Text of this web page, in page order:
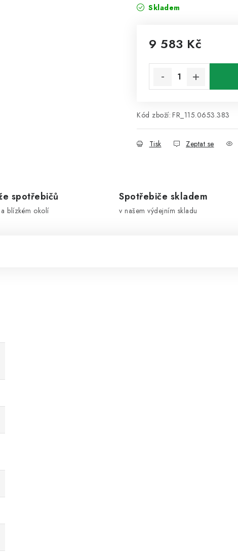
Skladem
9 583 Kč
Kód zboží: FR_115.0653.383
Tisk Zeptat se
spotřebičů
blízkém okolí
Spotřebiče skladem
v našem výdejním skladu